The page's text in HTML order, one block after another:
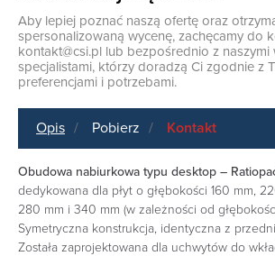
Aby lepiej poznać naszą ofertę oraz
spersonalizowaną wycenę, zachęcamy do
kontakt@csi.pl lub bezpośrednio z
specjalistami, którzy doradzą Ci zgodnie z
preferencjami i potrzebami.
Opis Pobierz Kontakt
Obudowa nabiurkowa typu desktop –
dedykowana dla płyt o głębokości 160 mm,
280 mm i 340 mm (w zależności od
Symetryczna konstrukcja, identyczna z
Została zaprojektowana dla uchwytów do